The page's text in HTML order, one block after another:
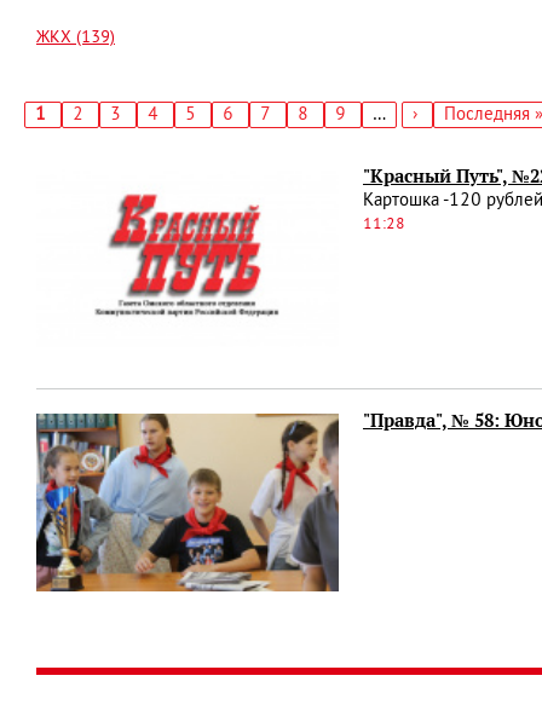
ЖКХ (139)
Текущая
1 Страница
2 Страница
3 Страница
4 Страница
5 Страница
6 Страница
7 Страница
8 Страница
9 …
Следующая
›
Последняя
Последняя »
"Красный Путь",
Картошка -120
11:28
"Правда", № 58: